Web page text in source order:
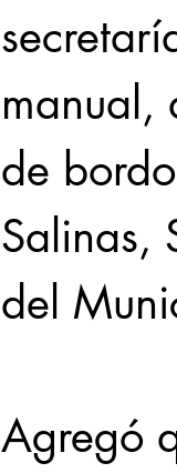
manual,
de
Salinas,
del
Agregó